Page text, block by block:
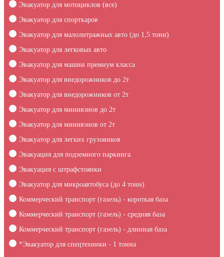
Эвакуатор для мотоциклов (все)
Эвакуатор для спорткаров
Эвакуатор для малолитражных авто (до 1,5 тонн)
Эвакуатор для легковых авто
Эвакуатор для машин премиум класса
Эвакуатор для внедорожников до 2т
Эвакуатор для внедорожников от 2т
Эвакуатор для минивэнов до 2т
Эвакуатор для минивэнов от 2т
Эвакуатор для легких грузовиков
Эвакуация для подземного паркинга
Эвакуация c штрафстоянки
Эвакуатор для микроавтобуса (до 4 тонн)
Коммерческий транспорт (газель) - короткая база
Коммерческий транспорт (газель) - средняя база
Коммерческий транспорт (газель) - длинная база
*Эвакуатор для спецтехники - 1 тонна